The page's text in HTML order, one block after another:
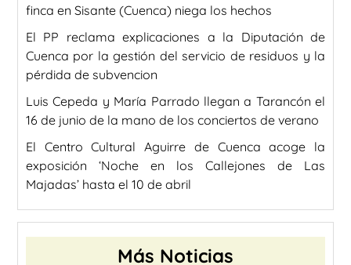
finca en Sisante (Cuenca) niega los hechos
El PP reclama explicaciones a la Diputación de
Cuenca por la gestión del servicio de residuos y la
pérdida de subvencion
Luis Cepeda y María Parrado llegan a Tarancón el
16 de junio de la mano de los conciertos de verano
El Centro Cultural Aguirre de Cuenca acoge la
exposición ‘Noche en los Callejones de Las
Majadas’ hasta el 10 de abril
Más Noticias